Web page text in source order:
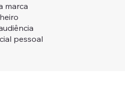
marca
pessoal